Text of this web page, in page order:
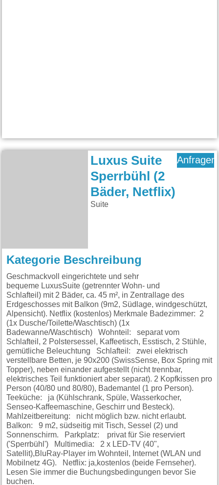
Luxus Suite
Sperrbühl (2
Bäder, Netflix)
Suite
Anfragen
Kategorie Beschreibung
Geschmackvoll eingerichtete und sehr
bequeme LuxusSuite (getrennter Wohn- und
Schlafteil) mit 2 Bäder, ca. 45 m², in Zentrallage des
Erdgeschosses mit Balkon (9m2, Südlage, windgeschützt,
Alpensicht). Netflix (kostenlos) Merkmale Badezimmer: 2
(1x Dusche/Toilette/Waschtisch) (1x
Badewanne/Waschtisch) Wohnteil: separat vom
Schlafteil, 2 Polstersessel, Kaffeetisch, Esstisch, 2 Stühle,
gemütliche Beleuchtung Schlafteil: zwei elektrisch
verstellbare Betten, je 90x200 (SwissSense, Box Spring mit
Topper), neben einander aufgestellt (nicht trennbar,
elektrisches Teil funktioniert aber separat). 2 Kopfkissen pro
Person (40/80 und 80/80), Bademantel (1 pro Person).
Teeküche: ja (Kühlschrank, Spüle, Wasserkocher,
Senseo-Kaffeemaschine, Geschirr und Besteck).
Mahlzeitbereitung: nicht möglich bzw. nicht erlaubt.
Balkon: 9 m2, südseitig mit Tisch, Sessel (2) und
Sonnenschirm. Parkplatz: privat für Sie reserviert
('Sperrbühl') Multimedia: 2 x LED-TV (40",
Satellit),BluRay-Player im Wohnteil, Internet (WLAN und
Mobilnetz 4G). Netflix: ja,kostenlos (beide Fernseher).
Lesen Sie immer die Buchungsbedingungen bevor Sie
buchen.